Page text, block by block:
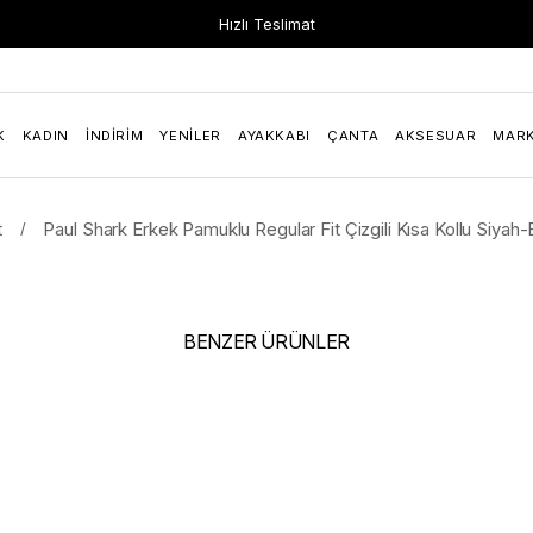
Hızlı Teslimat
KADIN İNDIRIM YENILER AYAKKABI ÇANTA AKSESUAR
Paul Shark Erkek Pamuklu Regular Fit Çizgili Kısa Kollu
BENZER ÜRÜNLER